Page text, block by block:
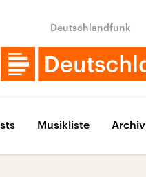
Deutschlandfunk
Musikliste Archiv